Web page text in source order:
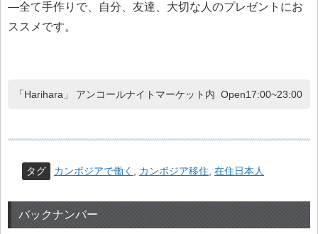
―全て手作りで、自分、友達、大切な人のプレゼントにお
ススメです。
「Harihara」 アンコールナイトマーケット内 Open17:00~23:00
タグ カンボジアで働く カンボジア移住 在住日本人
バックナンバー